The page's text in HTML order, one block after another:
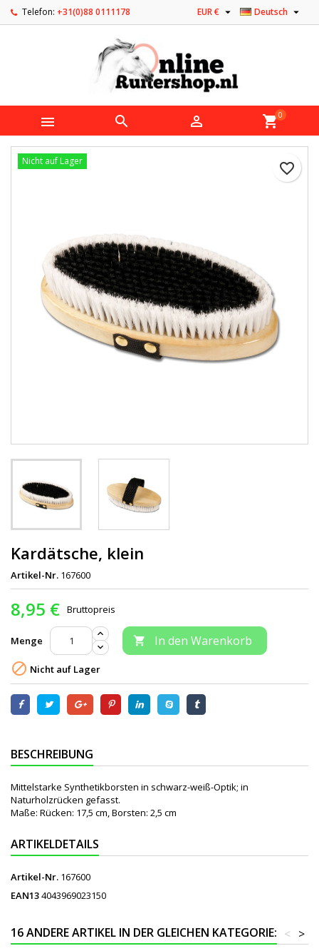
Telefon: +31(0)88 0111178 Deutsch 
EUR € 
   shopping_cart0
favorite_border
Nicht auf Lager
Kardätsche, klein
Artikel-Nr. 167600
8,95 € Bruttopreis
Menge  In den Warenkorb
 Nicht auf Lager
BESCHREIBUNG
Mittelstarke Synthetikborsten in schwarz-weiß-Optik; in
Naturholzrücken gefasst.
Maße: Rücken: 17,5 cm, Borsten: 2,5 cm
ARTIKELDETAILS
Artikel-Nr. 167600
EAN134043969023150
16 ANDERE ARTIKEL IN DER GLEICHEN KATEGORIE: >
<